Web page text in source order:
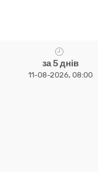
за 5 днів
11-08-2026, 08:00